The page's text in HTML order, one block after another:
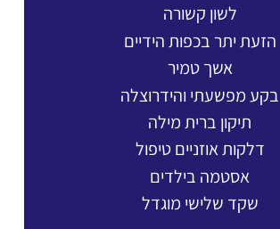
לשון קשורה
הזעת יתר בכפות הידיים
אשך טמיר
בקע מפשעתי והידרוצלה
תיקון ברית מילה
דלקות אוזניים טיפול
אסטמה בילדים
שקד שלישי מוגדל